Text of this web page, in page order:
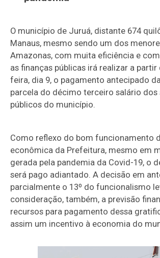
O município de Juruá, distante 674
Manaus, mesmo sendo um dos
Amazonas, com muita eficiência e
as finanças públicas irá realizar a partir
feira, dia 9, o pagamento antecipado
parcela do décimo terceiro salário dos
públicos do município.
Como reflexo do bom funcionamento
econômica da Prefeitura, mesmo em
gerada pela pandemia da Covid-19, o
será pago adiantado. A decisão em
parcialmente o 13º do funcionalismo
consideração, também, a previsão
recursos para pagamento dessa
assim um incentivo à economia do